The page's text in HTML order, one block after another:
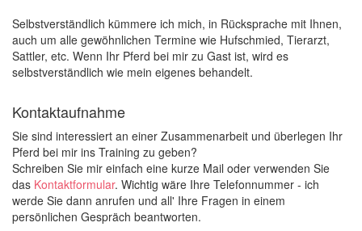
Selbstverständlich kümmere ich mich, in Rücksprache mit Ihnen,
auch um alle gewöhnlichen Termine wie Hufschmied, Tierarzt,
Sattler, etc. Wenn Ihr Pferd bei mir zu Gast ist, wird es
selbstverständlich wie mein eigenes behandelt.
Kontaktaufnahme
Sie sind interessiert an einer Zusammenarbeit und überlegen Ihr
Pferd bei mir ins Training zu geben?
Schreiben Sie mir einfach eine kurze Mail oder verwenden Sie
das Kontaktformular. Wichtig wäre Ihre Telefonnummer - ich
werde Sie dann anrufen und all' Ihre Fragen in einem
persönlichen Gespräch beantworten.